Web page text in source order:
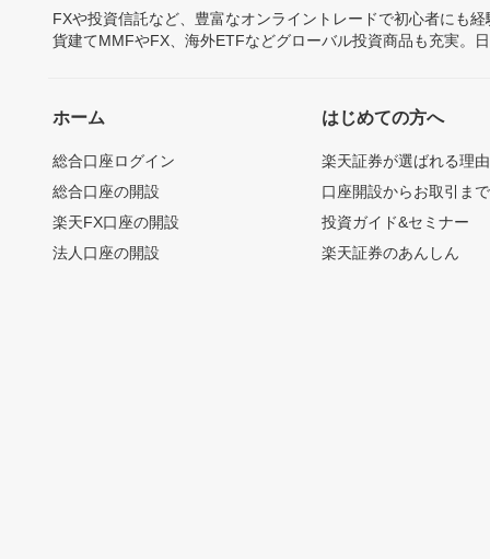
FXや投資信託など、豊富なオンライントレードで初心者にも
貨建てMMFやFX、海外ETFなどグローバル投資商品も充実。
ホーム
総合口座ログイン
総合口座の開設
楽天FX口座の開設
法人口座の開設
はじめての方へ
楽天証券が選ばれる理由
口座開設からお取引ま
投資ガイド&セミナー
楽天証券のあんしん